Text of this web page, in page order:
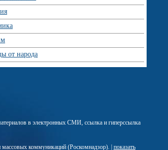
от народа
в электронных СМИ, ссылка и гиперссылка
коммуникаций (Роскомнадзор). | показать